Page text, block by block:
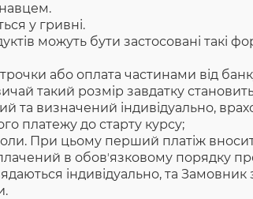
у гривні.
можуть бути застосовані такі
або оплата частинами від
такий розмір завдатку
та визначений індивідуально,
платежу до старту курсу;
При цьому перший платіж
в обовʼязковому порядку
індивідуально, та